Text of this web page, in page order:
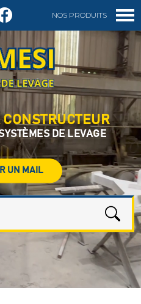
NOS PRODUITS
UN DEVIS
DE LEVAGE
UN MAIL